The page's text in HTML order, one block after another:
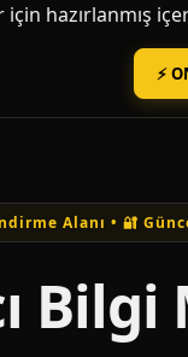
için hazırlanmış
⚡
Alanı • 🔐
Bilgi